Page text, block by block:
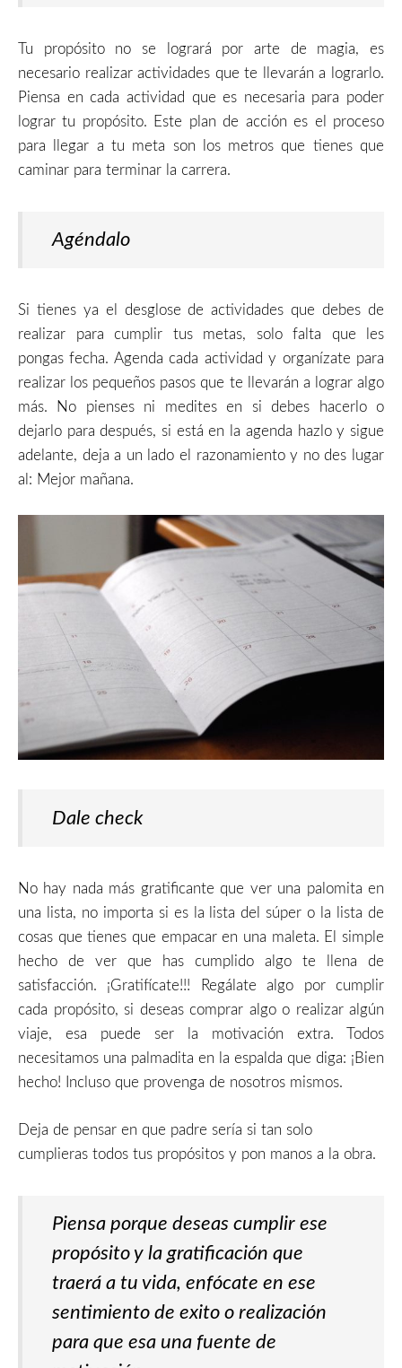
Tu propósito no se logrará por arte de magia, es
necesario realizar actividades que te llevarán a lograrlo.
Piensa en cada actividad que es necesaria para poder
lograr tu propósito. Este plan de acción es el proceso
para llegar a tu meta son los metros que tienes que
caminar para terminar la carrera.
Agéndalo
Si tienes ya el desglose de actividades que debes de
realizar para cumplir tus metas, solo falta que les
pongas fecha. Agenda cada actividad y organízate para
realizar los pequeños pasos que te llevarán a lograr algo
más. No pienses ni medites en si debes hacerlo o
dejarlo para después, si está en la agenda hazlo y sigue
adelante, deja a un lado el razonamiento y no des lugar
al: Mejor mañana.
Dale check
No hay nada más gratificante que ver una palomita en
una lista, no importa si es la lista del súper o la lista de
cosas que tienes que empacar en una maleta. El simple
hecho de ver que has cumplido algo te llena de
satisfacción. ¡Gratifícate!!! Regálate algo por cumplir
cada propósito, si deseas comprar algo o realizar algún
viaje, esa puede ser la motivación extra. Todos
necesitamos una palmadita en la espalda que diga: ¡Bien
hecho! Incluso que provenga de nosotros mismos.
Deja de pensar en que padre sería si tan solo
cumplieras todos tus propósitos y pon manos a la obra.
Piensa porque deseas cumplir ese
propósito y la gratificación que
traerá a tu vida, enfócate en ese
sentimiento de exito o realización
para que esa una fuente de